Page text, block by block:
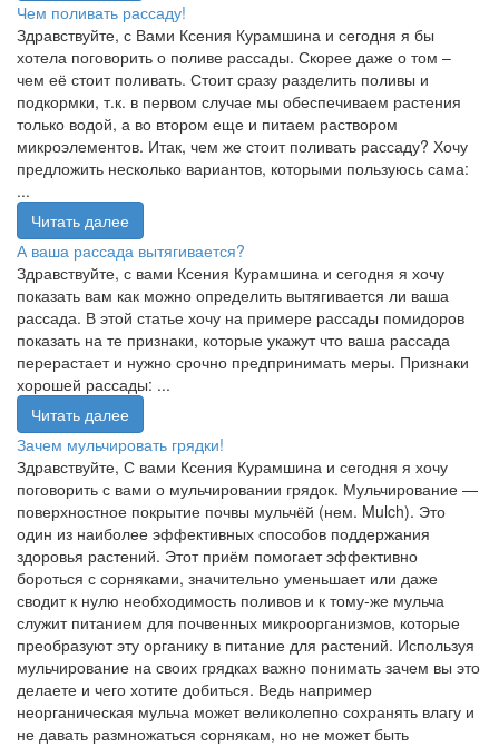
Чем поливать рассаду!
Здравствуйте, с Вами Ксения Курамшина и сегодня я бы
хотела поговорить о поливе рассады. Скорее даже о том –
чем её стоит поливать. Стоит сразу разделить поливы и
подкормки, т.к. в первом случае мы обеспечиваем растения
только водой, а во втором еще и питаем раствором
микроэлементов. Итак, чем же стоит поливать рассаду? Хочу
предложить несколько вариантов, которыми пользуюсь сама:
...
Читать далее
А ваша рассада вытягивается?
Здравствуйте, с вами Ксения Курамшина и сегодня я хочу
показать вам как можно определить вытягивается ли ваша
рассада. В этой статье хочу на примере рассады помидоров
показать на те признаки, которые укажут что ваша рассада
перерастает и нужно срочно предпринимать меры. Признаки
хорошей рассады: ...
Читать далее
Зачем мульчировать грядки!
Здравствуйте, С вами Ксения Курамшина и сегодня я хочу
поговорить с вами о мульчировании грядок. Мульчирование —
поверхностное покрытие почвы мульчёй (нем. Mulch). Это
один из наиболее эффективных способов поддержания
здоровья растений. Этот приём помогает эффективно
бороться с сорняками, значительно уменьшает или даже
сводит к нулю необходимость поливов и к тому-же мульча
служит питанием для почвенных микроорганизмов, которые
преобразуют эту органику в питание для растений. Используя
мульчирование на своих грядках важно понимать зачем вы это
делаете и чего хотите добиться. Ведь например
неорганическая мульча может великолепно сохранять влагу и
не давать размножаться сорнякам, но не может быть